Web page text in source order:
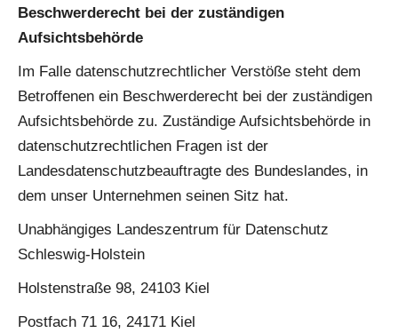
Beschwerderecht bei der zuständigen
Aufsichtsbehörde
Im Falle datenschutzrechtlicher Verstöße steht dem
Betroffenen ein Beschwerderecht bei der zuständigen
Aufsichtsbehörde zu. Zuständige Aufsichtsbehörde in
datenschutzrechtlichen Fragen ist der
Landesdatenschutzbeauftragte des Bundeslandes, in
dem unser Unternehmen seinen Sitz hat.
Unabhängiges Landeszentrum für Datenschutz
Schleswig-Holstein
Holstenstraße 98, 24103 Kiel
Postfach 71 16, 24171 Kiel